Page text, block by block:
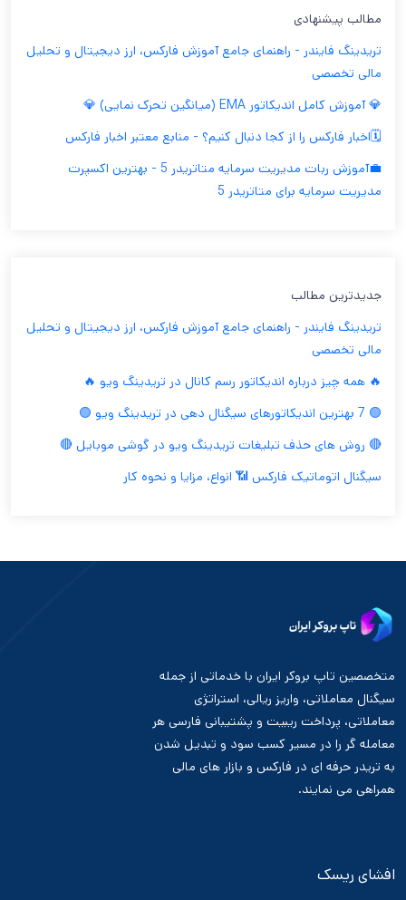
مطالب پیشنهادی
تریدینگ فایندر - راهنمای جامع آموزش فارکس، ارز دیجیتال و تحلیل
مالی تخصصی
💎 آموزش کامل اندیکاتور EMA (میانگین تحرک نمایی) 💎
🗓️اخبار فارکس را از کجا دنبال کنیم؟ - منابع معتبر اخبار فارکس
💼آموزش ربات مدیریت سرمایه متاتریدر 5 - بهترین اکسپرت
مدیریت سرمایه برای متاتریدر 5
جدیدترین مطالب
تریدینگ فایندر - راهنمای جامع آموزش فارکس، ارز دیجیتال و تحلیل
مالی تخصصی
🔥 همه چیز درباره اندیکاتور رسم کانال در تریدینگ ویو 🔥
🟢 7 بهترین اندیکاتورهای سیگنال دهی در تریدینگ ویو 🟢
🔴 روش های حذف تبلیغات تریدینگ ویو در گوشی موبایل 🔴
سیگنال اتوماتیک فارکس 📶 انواع، مزایا و نحوه کار
متخصصین تاپ بروکر ایران با خدماتی از جمله
سیگنال معاملاتی، واریز ریالی، استراتژی
معاملاتی، پرداخت ریبیت و پشتیبانی فارسی هر
معامله گر را در مسیر کسب سود و تبدیل شدن
به تریدر حرفه ای در فارکس و بازار های مالی
همراهی می نمایند.
افشای ریسک